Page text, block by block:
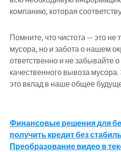
компанию, которая
Помните, что чистота — это не
мусора, но и забота о нашем
ответственно и не забывайте
качественного вывоза мусора.
это вклад в наше общее
Навигация
по
Финансовые решения для
получить кредит без
Преобразование видео в